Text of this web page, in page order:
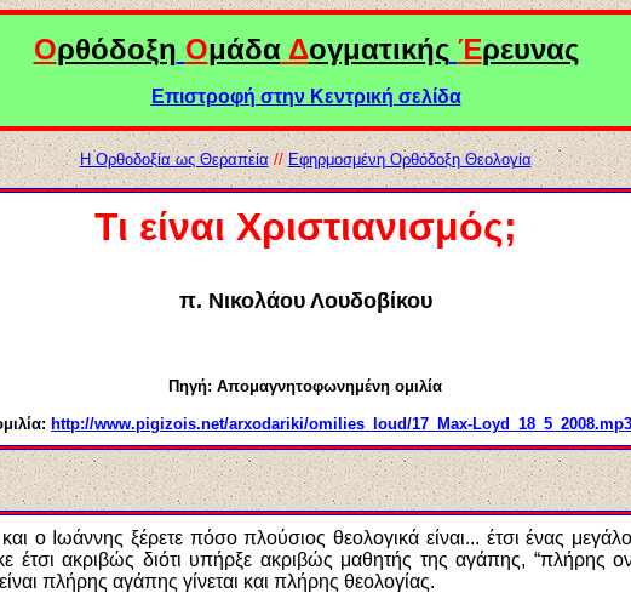
Ορθόδοξη ΟμάδαΔογματικής Έρευνας
Επιστροφή στην Κεντρική σελίδα
Η Ορθοδοξία ως Θεραπεία // Εφηρμοσμένη Ορθόδοξη Θεολογία
Τι είναι Χριστιανισμός;
π. Νικολάου Λουδοβίκου
Πηγή: Απομαγνητοφωνημένη ομιλία
http://www.pigizois.net/arxodariki/omilies_loud/17_Max-Loyd_18_5_2008.mp3
ο Ιωάννης ξέρετε πόσο πλούσιος θεολογικά είναι... έτσι ένας
έτσι ακριβώς διότι υπήρξε ακριβώς μαθητής της αγάπης, “πλήρης
πλήρης αγάπης γίνεται και πλήρης θεολογίας.